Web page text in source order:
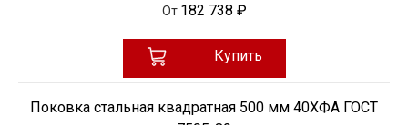
От 182 738 ₽
Купить
Поковка стальная квадратная 500 мм 40ХФА ГОСТ